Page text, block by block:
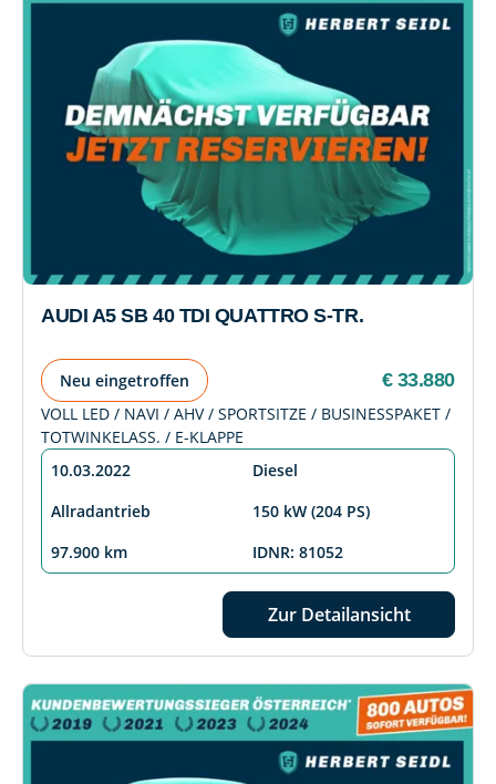
AUDI A5 SB 40 TDI QUATTRO S-TR.
Neu eingetroffen € 33.880
VOLL LED / NAVI / AHV / SPORTSITZE / BUSINESSPAKET /
TOTWINKELASS. / E-KLAPPE
10.03.2022
Diesel
Allradantrieb
150 kW (204 PS)
97.900 km
IDNR: 81052
Zur Detailansicht